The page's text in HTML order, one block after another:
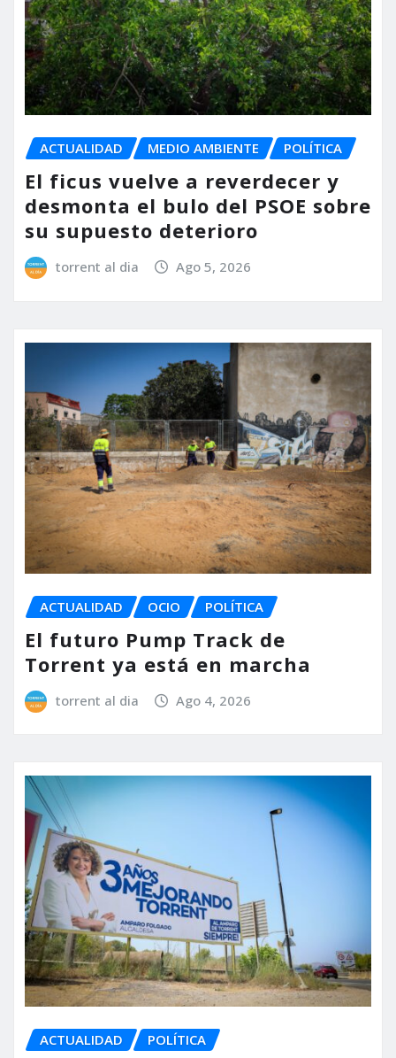
ACTUALIDAD MEDIO AMBIENTE POLÍTICA
El ficus vuelve a reverdecer y
desmonta el bulo del PSOE sobre
su supuesto deterioro
torrent al dia Ago 5, 2026
ACTUALIDAD OCIO POLÍTICA
El futuro Pump Track de
Torrent ya está en marcha
torrent al dia Ago 4, 2026
ACTUALIDAD POLÍTICA